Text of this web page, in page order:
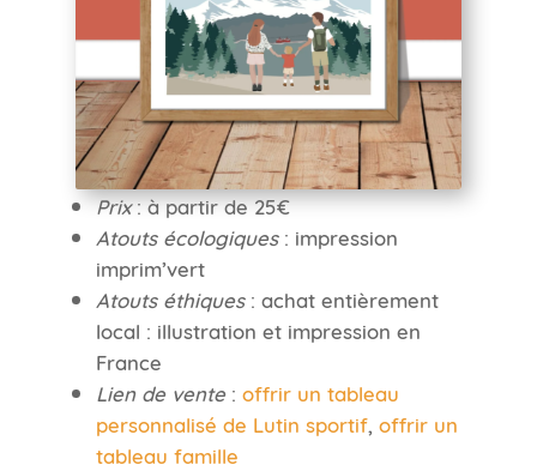
Prix: à partir de 25€
Atouts écologiques: impression
imprim’vert
Atouts éthiques: achat entièrement
local : illustration et impression en
France
Lien de vente: offrir un tableau
personnalisé de Lutin sportif, offrir un
tableau famille